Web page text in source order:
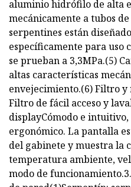
aluminio hidrófilo de alta
mecánicamente a tubos
serpentines están
específicamente para uso
se prueban a 3,3MPa.(5)
altas características
envejecimiento.(6) Filtro
Filtro de fácil acceso y
displayCómodo e
ergonómico. La pantalla
del gabinete y muestra la
temperatura ambiente,
modo de